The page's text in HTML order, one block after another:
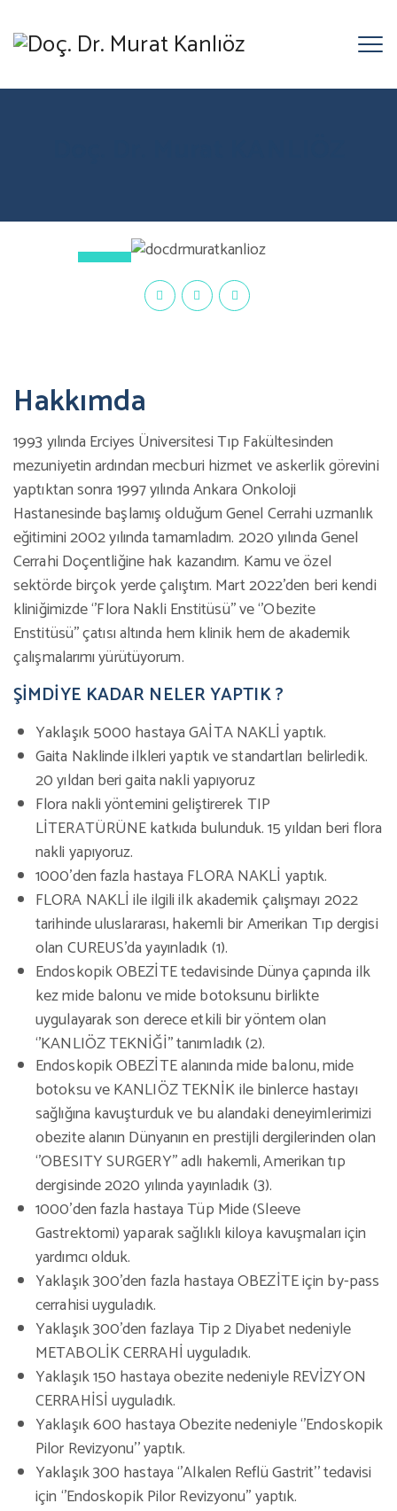
Hakkımda
1993 yılında Erciyes Üniversitesi Tıp Fakültesinden
mezuniyetin ardından mecburi hizmet ve askerlik görevini
yaptıktan sonra 1997 yılında Ankara Onkoloji
Hastanesinde başlamış olduğum Genel Cerrahi uzmanlık
eğitimini 2002 yılında tamamladım. 2020 yılında Genel
Cerrahi Doçentliğine hak kazandım. Kamu ve özel
sektörde birçok yerde çalıştım. Mart 2022’den beri kendi
kliniğimizde ‘’Flora Nakli Enstitüsü’’ ve ‘’Obezite
Enstitüsü’’ çatısı altında hem klinik hem de akademik
çalışmalarımı yürütüyorum.
ŞİMDİYE KADAR NELER YAPTIK ?
Yaklaşık 5000 hastaya GAİTA NAKLİ yaptık.
Gaita Naklinde ilkleri yaptık ve standartları belirledik.
20 yıldan beri gaita nakli yapıyoruz
Flora nakli yöntemini geliştirerek TIP
LİTERATÜRÜNE katkıda bulunduk. 15 yıldan beri flora
nakli yapıyoruz.
1000’den fazla hastaya FLORA NAKLİ yaptık.
FLORA NAKLİ ile ilgili ilk akademik çalışmayı 2022
tarihinde uluslararası, hakemli bir Amerikan Tıp dergisi
olan CUREUS’da yayınladık (1).
Endoskopik OBEZİTE tedavisinde Dünya çapında ilk
kez mide balonu ve mide botoksunu birlikte
uygulayarak son derece etkili bir yöntem olan
‘’KANLIÖZ TEKNİĞİ’’ tanımladık (2).
Endoskopik OBEZİTE alanında mide balonu, mide
botoksu ve KANLIÖZ TEKNİK ile binlerce hastayı
sağlığına kavuşturduk ve bu alandaki deneyimlerimizi
obezite alanın Dünyanın en prestijli dergilerinden olan
‘’OBESITY SURGERY’’ adlı hakemli, Amerikan tıp
dergisinde 2020 yılında yayınladık (3).
1000’den fazla hastaya Tüp Mide (Sleeve
Gastrektomi) yaparak sağlıklı kiloya kavuşmaları için
yardımcı olduk.
Yaklaşık 300’den fazla hastaya OBEZİTE için by-pass
cerrahisi uyguladık.
Yaklaşık 300’den fazlaya Tip 2 Diyabet nedeniyle
METABOLİK CERRAHİ uyguladık.
Yaklaşık 150 hastaya obezite nedeniyle REVİZYON
CERRAHİSİ uyguladık.
Yaklaşık 600 hastaya Obezite nedeniyle ‘’Endoskopik
Pilor Revizyonu’’ yaptık.
Yaklaşık 300 hastaya ‘’Alkalen Reflü Gastrit’’ tedavisi
için ‘’Endoskopik Pilor Revizyonu’’ yaptık.